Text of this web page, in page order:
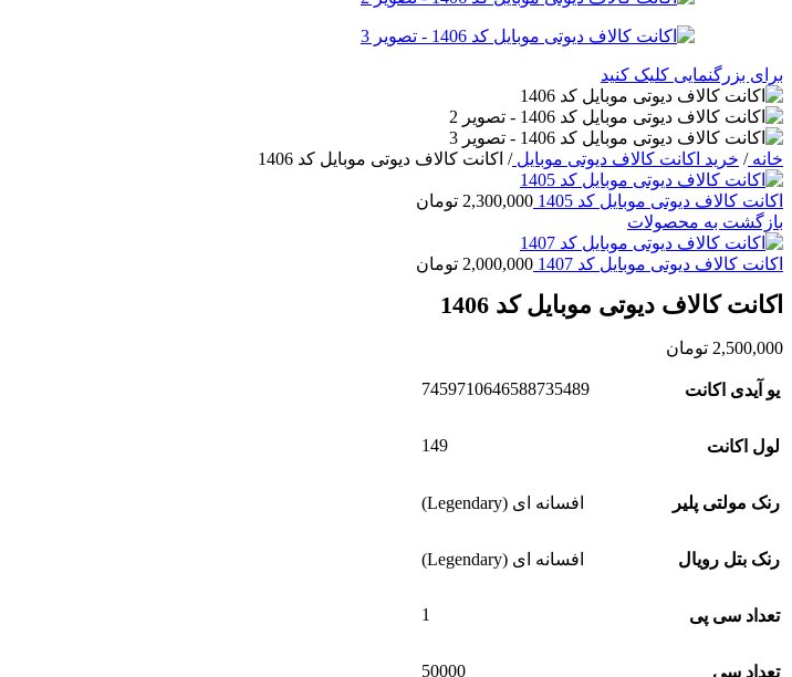
برای بزرگنمایی کلیک کنید
خانه/ خرید اکانت کالاف دیوتی موبایل/ اکانت کالاف دیوتی موبایل کد 1406
اکانت کالاف دیوتی موبایل کد 1405 2,300,000 تومان
بازگشت به محصولات
اکانت کالاف دیوتی موبایل کد 1407 2,000,000 تومان
اکانت کالاف دیوتی موبایل کد 1406
2,500,000 تومان
یو آیدی اکانت 7459710646588735489
لول اکانت 149
رنک مولتی پلیر افسانه ای (Legendary)
رنک بتل رویال افسانه ای (Legendary)
تعداد سی پی 1
تعداد سی 50000